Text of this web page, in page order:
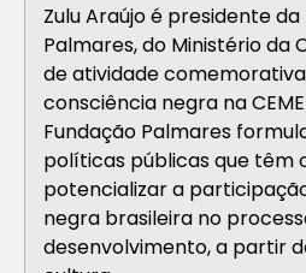
Zulu Araújo é presidente
Palmares, do Ministério da
de atividade
consciência negra na
Fundação Palmares
políticas públicas que têm
potencializar a
negra brasileira no
desenvolvimento, a partir